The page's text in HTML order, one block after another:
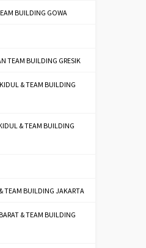
BUILDING GOWA
TEAM BUILDING GRESIK
& TEAM BUILDING
& TEAM BUILDING
TEAM BUILDING JAKARTA
& TEAM BUILDING